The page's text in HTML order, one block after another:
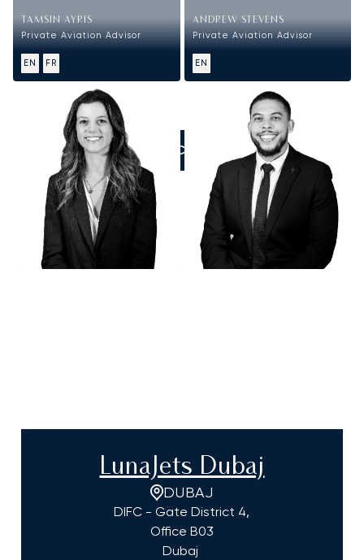
TAMSIN AYRIS
Private Aviation Advisor
EN FR
ANDREW STEVENS
Private Aviation Advisor
EN
ZADZWOŃCIE DO NAS
LunaJets Dubaj
DUBAJ
DIFC - Gate District 4,
Office B03
Dubaj